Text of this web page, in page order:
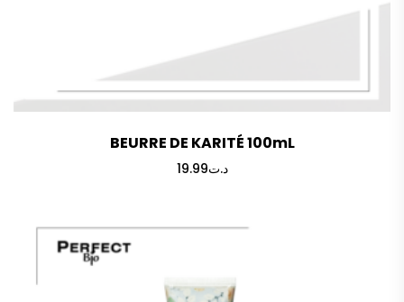
BEURRE DE KARITÉ 100mL
د.ت19.99